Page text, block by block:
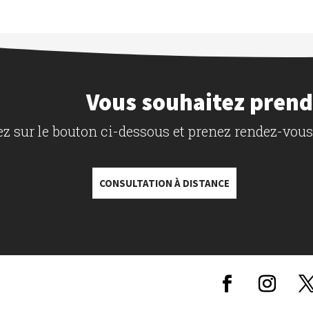
Vous souhaitez
sur le bouton ci-dessous et prenez rendez-
CONSULTATION À DISTANCE